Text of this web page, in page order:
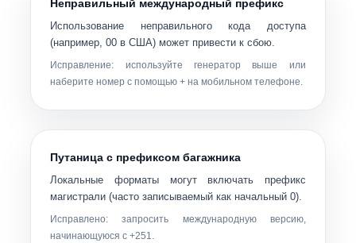
Неправильный международный префикс
Использование неправильного кода доступа
(например, 00 в США) может привести к сбою.
Исправление: используйте генератор выше или
наберите номер с помощью+ на мобильном телефоне.
Путаница с префиксом багажника
Локальные форматы могут включать префикс
магистрали (часто записываемый как начальный 0).
Исправлено: запросить международную версию,
начинающуюся с+251.